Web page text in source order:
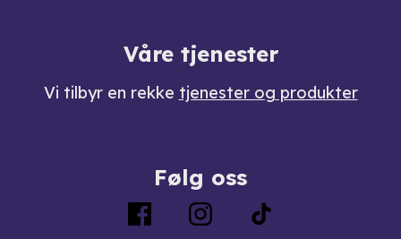
Våre tjenester
Vi tilbyr en rekke tjenester og produkter
Følg oss